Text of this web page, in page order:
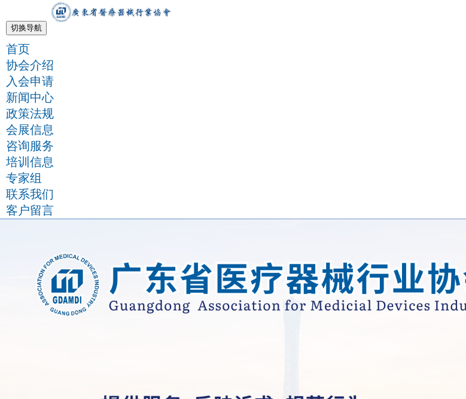
切换导航
首页
协会介绍
入会申请
新闻中心
政策法规
会展信息
咨询服务
培训信息
专家组
联系我们
客户留言